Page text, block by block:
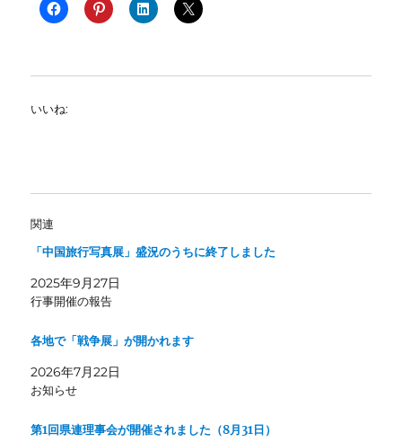
いいね:
関連
「中国旅行写真展」盛況のうちに終了しました
2025年9月27日
行事開催の報告
各地で「戦争展」が開かれます
2026年7月22日
お知らせ
第1回県連理事会が開催されました（8月31日）